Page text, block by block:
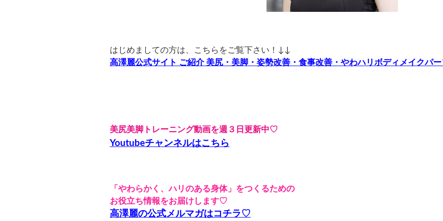
はじめましての方は、こちらをご覧下さい！↓↓
高澤麗公式サイト ご紹介 美尻・美脚・姿勢改善・食事改善・やわハリボディメイクパ
美尻美脚トレーニング動画を週３日更新中♡
Youtubeチャンネルはこちら
「やわらかく、ハリのある身体」をつくるための
お役立ち情報をお届けします♡
高澤麗の公式メルマガはコチラ♡